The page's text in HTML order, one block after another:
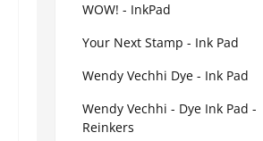
WOW! - InkPad
Your Next Stamp - Ink Pad
Wendy Vechhi Dye - Ink Pad
Wendy Vechhi - Dye Ink Pad -
Reinkers